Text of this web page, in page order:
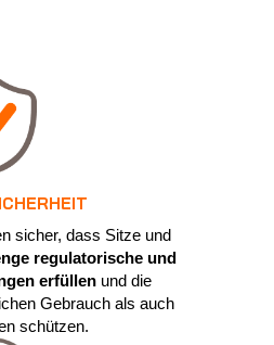
sicher, dass Sitze und
regulatorische und
erfüllenund die
Gebrauch als auch
schützen.